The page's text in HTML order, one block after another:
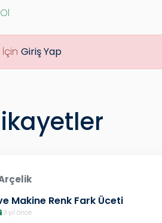
Giriş Yap
Makine Renk Fark Üceti
3 yıl önce